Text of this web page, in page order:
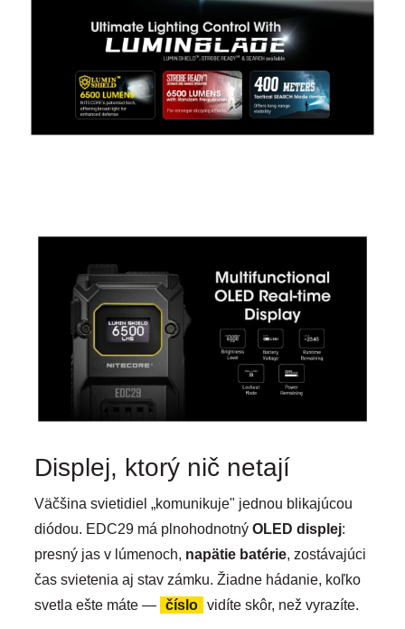
Displej, ktorý nič netají
Väčšina svietidiel „komunikuje" jednou blikajúcou
diódou. EDC29 má plnohodnotný OLED displej:
presný jas v lúmenoch, napätie batérie, zostávajúci
čas svietenia aj stav zámku. Žiadne hádanie, koľko
svetla ešte máte — číslo vidíte skôr, než vyrazíte.